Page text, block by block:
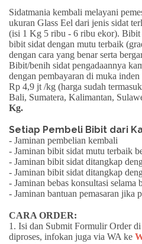
Sidatmania kembali melayani
ukuran Glass Eel dari jenis sidat
(isi 1 Kg 5 ribu - 6 ribu ekor). Bibit
bibit sidat dengan mutu terbaik
dengan cara yang benar serta
Bibit/benih sidat pengadaannya
dengan pembayaran di muka
Rp 4,9 jt /kg (harga sudah
Bali, Sumatera, Kalimantan,
Kg.
Setiap Pembeli Bibit dari
- Jaminan pembelian kembali
- Jaminan bibit sidat mutu terbaik
- Jaminan bibit sidat ditangkap
- Jaminan bibit sidat ditangkap
- Jaminan bebas konsultasi selama
- Jaminan bantuan pemasaran jika
CARA ORDER:
1. Isi dan Submit Formulir Order
diproses, infokan juga via WA ke